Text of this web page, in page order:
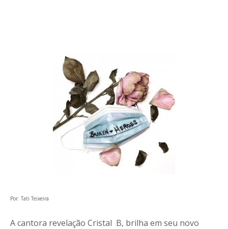
Por: Tati Teixeira
A cantora revelação Cristal B, brilha em seu novo